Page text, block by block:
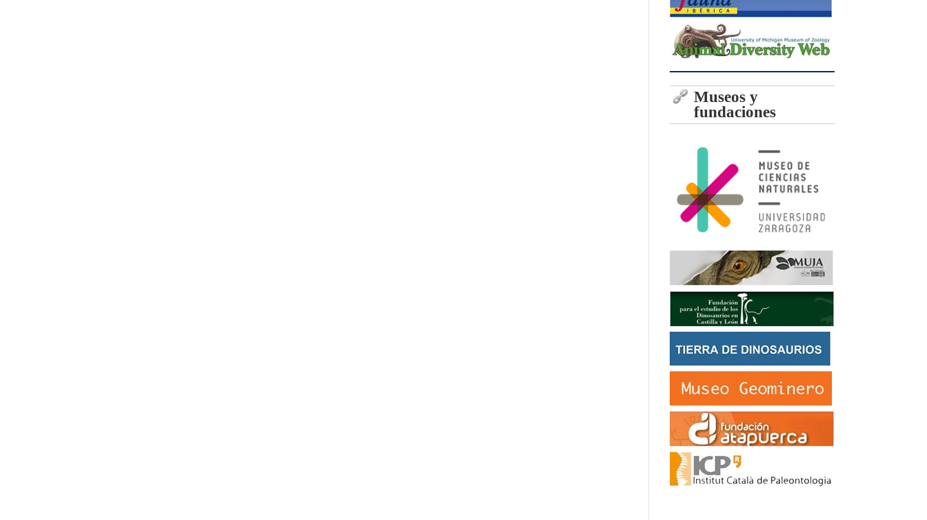
Museos y
fundaciones